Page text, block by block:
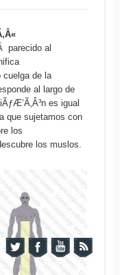
parecido al
de la
al largo de
es igual
que sujetamos con
los
los muslos.